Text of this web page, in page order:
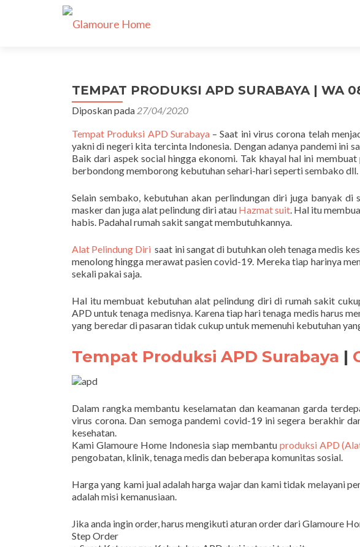
TEMPAT PRODUKSI APD SURABAYA | WA
Diposkan pada 27/04/2020
Tempat Produksi APD Surabaya– Saat ini virus corona telah
yakni di negeri kita tercinta Indonesia. Dengan adanya pandemi ini
Baik dari aspek social hingga ekonomi. Tak khayal hal ini
berbondong memborong kebutuhan sehari-hari seperti sembako dll.
Selain sembako, kebutuhan akan perlindungan diri juga banyak
masker dan juga alat pelindung diri atau Hazmat suit. Hal itu
habis. Padahal rumah sakit sangat membutuhkannya.
Alat Pelindung Diri saat ini sangat di butuhkan oleh tenaga medis
menolong hingga merawat pasien covid-19. Mereka tiap harinya
sekali pakai saja.
Hal itu membuat kebutuhan alat pelindung diri di rumah sakit
APD untuk tenaga medisnya. Karena tiap hari tenaga medis harus
yang beredar di pasaran tidak cukup untuk memenuhi kebutuhan
Tempat Produksi APD Surabaya |
Dalam rangka membantu keselamatan dan keamanan garda
virus corona. Dan semoga pandemi covid-19 ini segera berakhir
kesehatan.
Kami Glamoure Home Indonesia siap membantu produksi APD
pengobatan, klinik, tenaga medis dan beberapa komunitas sosial.
Harga yang kami jual adalah harga wajar dan kami tidak melayani
adalah misi kemanusiaan.
Jika anda ingin order, harus mengikuti aturan order dari Glamoure
Step Order